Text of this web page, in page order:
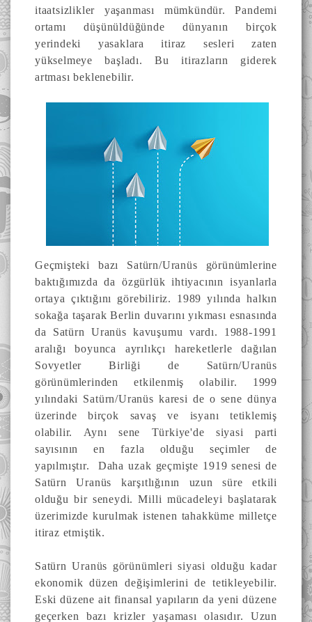
itaatsizlikler yaşanması mümkündür. Pandemi
ortamı düşünüldüğünde dünyanın birçok
yerindeki yasaklara itiraz sesleri zaten
yükselmeye başladı. Bu itirazların giderek
artması beklenebilir.
Geçmişteki bazı Satürn/Uranüs görünümlerine
baktığımızda da özgürlük ihtiyacının isyanlarla
ortaya çıktığını görebiliriz. 1989 yılında halkın
sokağa taşarak Berlin duvarını yıkması esnasında
da Satürn Uranüs kavuşumu vardı. 1988-1991
aralığı boyunca ayrılıkçı hareketlerle dağılan
Sovyetler Birliği de Satürn/Uranüs
görünümlerinden etkilenmiş olabilir. 1999
yılındaki Satürn/Uranüs karesi de o sene dünya
üzerinde birçok savaş ve isyanı tetiklemiş
olabilir. Aynı sene Türkiye'de siyasi parti
sayısının en fazla olduğu seçimler de
yapılmıştır. Daha uzak geçmişte 1919 senesi de
Satürn Uranüs karşıtlığının uzun süre etkili
olduğu bir seneydi. Milli mücadeleyi başlatarak
üzerimizde kurulmak istenen tahakküme milletçe
itiraz etmiştik.
Satürn Uranüs görünümleri siyasi olduğu kadar
ekonomik düzen değişimlerini de tetikleyebilir.
Eski düzene ait finansal yapıların da yeni düzene
geçerken bazı krizler yaşaması olasıdır. Uzun